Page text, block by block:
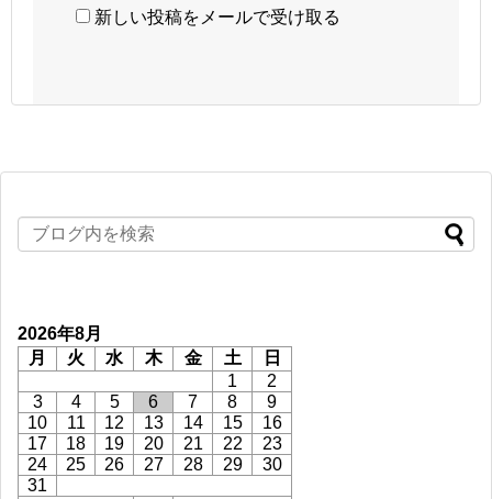
新しい投稿をメールで受け取る
2026年8月
月
火 水 木 金 土 日
1
2
3
4 5 6 7 8
9
10
11 12 13 14 15
16
17
18 19 20 21 22
23
24
25 26 27 28 29
30
31